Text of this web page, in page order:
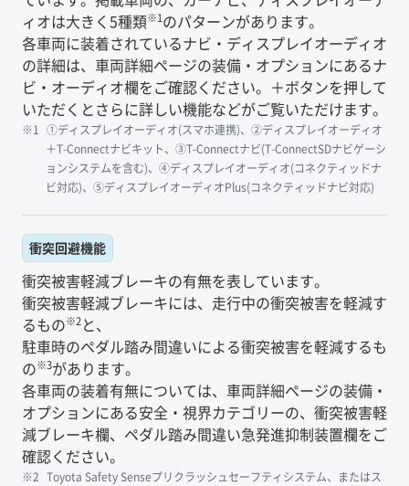
ィオは大きく5種類※1のパターンがあります。
各車両に装着されているナビ・ディスプレイオーディオ
の詳細は、車両詳細ページの装備・オプションにあるナ
ビ・オーディオ欄をご確認ください。＋ボタンを押して
いただくとさらに詳しい機能などがご覧いただけます。
①ディスプレイオーディオ(スマホ連携)、②ディスプレイオーディオ
＋T-Connectナビキット、③T-Connectナビ(T-ConnectSDナビゲーシ
ョンシステムを含む)、④ディスプレイオーディオ(コネクティッドナ
ビ対応)、⑤ディスプレイオーディオPlus(コネクティッドナビ対応)
衝突回避機能
衝突被害軽減ブレーキの有無を表しています。
衝突被害軽減ブレーキには、走行中の衝突被害を軽減す
るもの※2と、
駐車時のペダル踏み間違いによる衝突被害を軽減するも
の※3があります。
各車両の装着有無については、車両詳細ページの装備・
オプションにある安全・視界カテゴリーの、衝突被害軽
減ブレーキ欄、ペダル踏み間違い急発進抑制装置欄をご
確認ください。
Toyota Safety Senseプリクラッシュセーフティシステム、またはス